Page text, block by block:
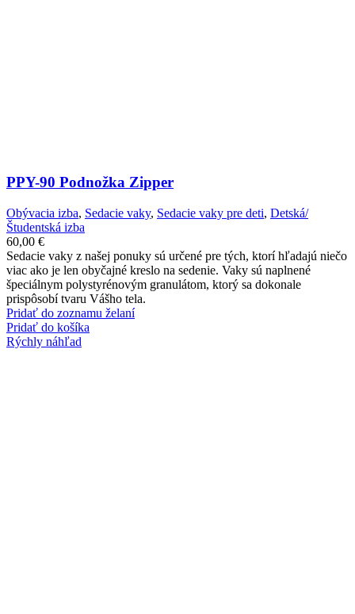
PPY-90 Podnožka Zipper
Obývacia izba, Sedacie vaky, Sedacie vaky pre deti, Detská/
Študentská izba
60,00 €
Sedacie vaky z našej ponuky sú určené pre tých, ktorí hľadajú niečo
viac ako je len obyčajné kreslo na sedenie. Vaky sú naplnené
špeciálnym polystyrénovým granulátom, ktorý sa dokonale
prispôsobí tvaru Vášho tela.
Pridať do zoznamu želaní
Pridať do košíka
Rýchly náhľad